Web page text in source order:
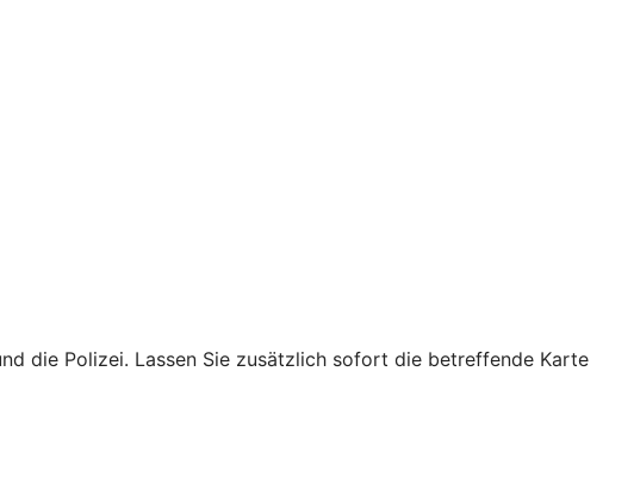
die Polizei. Lassen Sie zusätzlich sofort die betreffende Karte